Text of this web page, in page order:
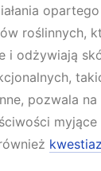
roślinnych,
i odżywiają
pozwala